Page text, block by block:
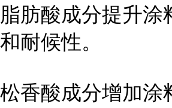
脂肪酸成分提升涂
和耐候性。
松香酸成分增加涂